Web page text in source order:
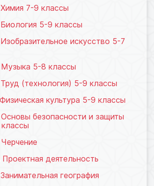
Химия 7-9 классы
Биология 5-9 классы
Изобразительное искусство 5-7
Музыка 5-8 классы
Труд (технология) 5-9 классы
Физическая культура 5-9 классы
Основы безопасности и защиты
Черчение
Проектная деятельность
Занимательная география